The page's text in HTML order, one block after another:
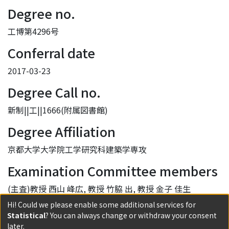
Degree no.
工博第4296号
Conferral date
2017-03-23
Degree Call no.
新制||工||1666(附属図書館)
Degree Affiliation
京都大学大学院工学研究科建築学専攻
Examination Committee members
(主査)教授 西山 峰広, 教授 竹脇 出, 教授 金子 佳生
Provisions of the Ruling of Degree
Hi! Could we please enable some additional services for
Statistical? You can always change or withdraw your consent
later.